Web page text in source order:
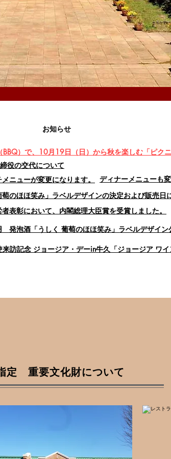
お知らせ
念 ジョージア・デーin牛久「ジョージア ワイ
酒「うしく 葡萄のほほ笑み」ラベルデザイン
において、内閣総理大臣賞を受賞しました。
ほ笑み」ラベルデザインの決定および販売日
ューが変更になります。 ディナーメニューも
の交代について
で、10月19日（日）から秋を楽しむ「ピクニ
定 重要文化財について